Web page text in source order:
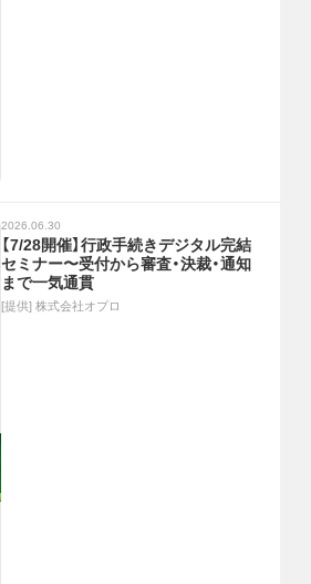
2026.06.30
【7/28開催】行政手続きデジタル完結
セミナー〜受付から審査・決裁・通知
まで一気通貫
[提供] 株式会社オプロ